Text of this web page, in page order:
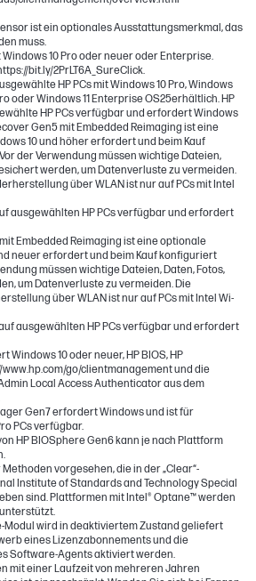
ist ein optionales Ausstattungsmerkmal, das
muss.
Windows 10 Pro oder neuer oder Enterprise.
bit.ly/2PrLT6A_SureClick.
HP PCs mit Windows 10 Pro, Windows
oder Windows 11 Enterprise OS25erhältlich. HP
HP PCs verfügbar und erfordert Windows
Gen5 mit Embedded Reimaging ist eine
10 und höher erfordert und beim Kauf
der Verwendung müssen wichtige Dateien,
werden, um Datenverluste zu vermeiden.
über WLAN ist nur auf PCs mit Intel
ausgewählten HP PCs verfügbar und erfordert
mit Embedded Reimaging ist eine optionale
neuer erfordert und beim Kauf konfiguriert
müssen wichtige Dateien, Daten, Fotos,
um Datenverluste zu vermeiden. Die
über WLAN ist nur auf PCs mit Intel Wi-
ausgewählten HP PCs verfügbar und erfordert
Windows 10 oder neuer, HP BIOS, HP
go/clientmanagement und die
Local Access Authenticator aus dem
Gen7 erfordert Windows und ist für
PCs verfügbar.
HP BIOSphere Gen6 kann je nach Plattform
vorgesehen, die in der „Clear“-
Institute of Standards and Technology Special
sind. Plattformen mit Intel® Optane™ werden
Modul wird in deaktiviertem Zustand geliefert
eines Lizenzabonnements und die
Software-Agents aktiviert werden.
mit einer Laufzeit von mehreren Jahren